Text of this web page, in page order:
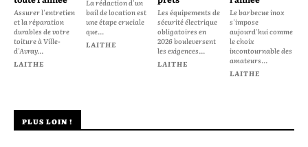
Assurer l'entretien
et la réparation
durables de votre
toiture à Ville-
d'Avray...
LAITHE
La rédaction d'un
bail de location est
une étape cruciale
que...
LAITHE
Les équipements de
sécurité électrique
obligatoires en
2026 bouleversent
les exigences...
LAITHE
Le barbecue inox
s'impose
aujourd'hui comme
le choix
incontournable des
amateurs...
LAITHE
PLUS LOIN !